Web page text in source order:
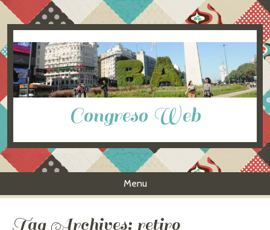
Congreso Web
Menu
Tag Archives: retiro